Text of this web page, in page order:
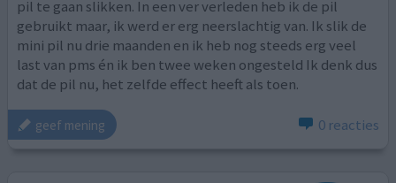
pil te gaan slikken. In een ver verleden heb ik de pil
gebruikt maar, ik werd er erg neerslachtig van. Ik slik de
mini pil nu drie maanden en ik heb nog steeds erg veel
last van pms én ik ben twee weken ongesteld Ik denk dus
dat de pil nu, het zelfde effect heeft als toen.
geef mening 0 reacties